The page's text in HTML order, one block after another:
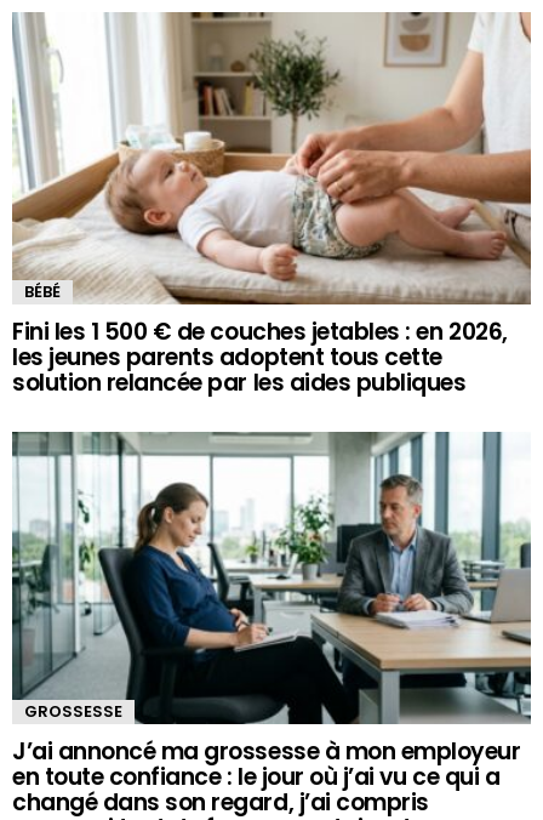
BÉBÉ
Fini les 1 500 € de couches jetables : en 2026,
les jeunes parents adoptent tous cette
solution relancée par les aides publiques
GROSSESSE
J’ai annoncé ma grossesse à mon employeur
en toute confiance : le jour où j’ai vu ce qui a
changé dans son regard, j’ai compris